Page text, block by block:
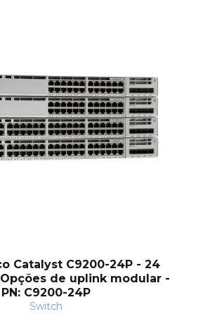
Catalyst C9200-24P - 24
Opções de uplink modular -
PN: C9200-24P
Switch